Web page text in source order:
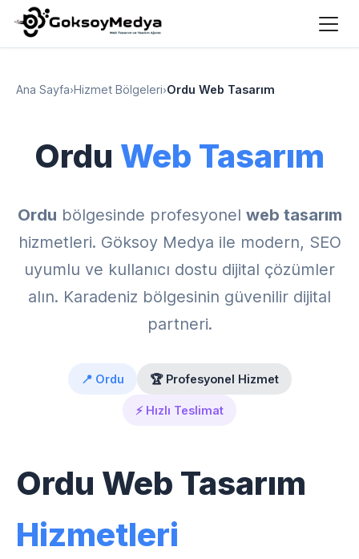
Ana Sayfa›Hizmet Bölgeleri›Ordu Web Tasarım
Ordu Web Tasarım
Ordu bölgesinde profesyonel web tasarım
hizmetleri. Göksoy Medya ile modern, SEO
uyumlu ve kullanıcı dostu dijital çözümler
alın. Karadeniz bölgesinin güvenilir dijital
partneri.
📍 Ordu 🏆 Profesyonel Hizmet
⚡ Hızlı Teslimat
Ordu Web Tasarım
Hizmetleri